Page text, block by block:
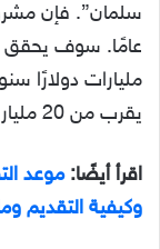
مليارات دولارًا
يقرب من 20 مليار دولارًا سنويًا.
اقرأ أيضًا:
وكيفية التقديم